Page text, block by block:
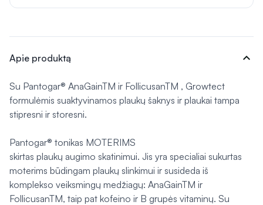
Apie produktą expand_more
Su Pantogar® AnaGainTM ir FollicusanTM , Growtect
formulėmis suaktyvinamos plaukų šaknys ir plaukai tampa
stipresni ir storesni.
Pantogar® tonikas MOTERIMS
skirtas plaukų augimo skatinimui. Jis yra specialiai sukurtas
moterims būdingam plaukų slinkimui ir susideda iš
komplekso veiksmingų medžiagų: AnaGainTM ir
FollicusanTM, taip pat kofeino ir B grupės vitaminų. Su